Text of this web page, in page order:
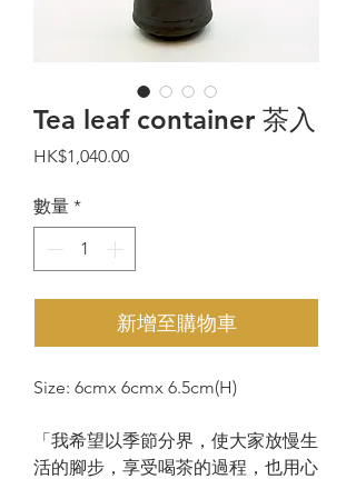
Tea leaf container 茶入
HK$1,040.00價
數量 *
新增至購物車
Size: 6cmx 6cmx 6.5cm(H)
「我希望以季節分界，使大家放慢生
活的腳步，享受喝茶的過程，也用心